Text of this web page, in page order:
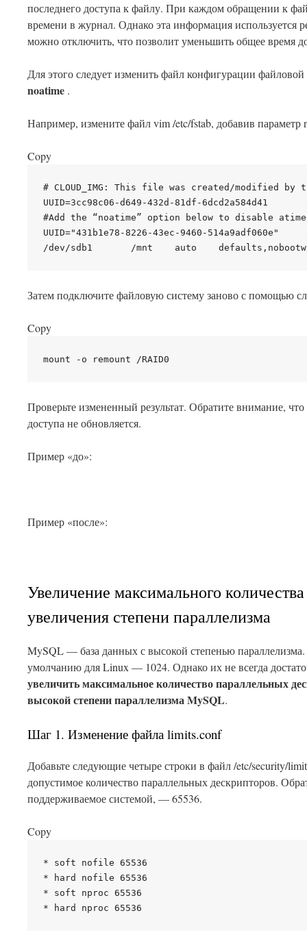
последнего доступа к файлу. При каждом обращении к
времени в журнал. Однако эта информация используется
можно отключить, что позволит уменьшить общее время
Для этого следует изменить файл конфигурации
noatime .
Например, измените файл vim /etc/fstab, добавив параметр
Copy
# CLOUD_IMG: This file was created/modified by
UUID=3cc98c06-d649-432d-81df-
#Add the “noatime” option below to disable
UUID="431b1e78-8226-43ec-9460-
Затем подключите файловую систему заново с помощью
Copy
Проверьте измененный результат. Обратите внимание,
доступа не обновляется.
Пример «до»:
Пример «после»:
Увеличение максимального
увеличения степени параллелизма
MySQL — база данных с высокой степенью
умолчанию для Linux — 1024. Однако их не всегда
увеличить максимальное количество параллельных
высокой степени параллелизма MySQL.
Шаг 1. Изменение файла limits.conf
Добавьте следующие четыре строки в файл /etc/security/
допустимое количество параллельных дескрипторов.
поддерживаемое системой, — 65536.
Copy
* soft nofile 65536
* hard nofile 65536
* soft nproc 65536